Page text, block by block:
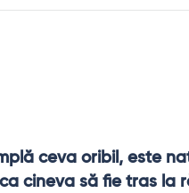
ceva oribil, este
cineva să fie tras la